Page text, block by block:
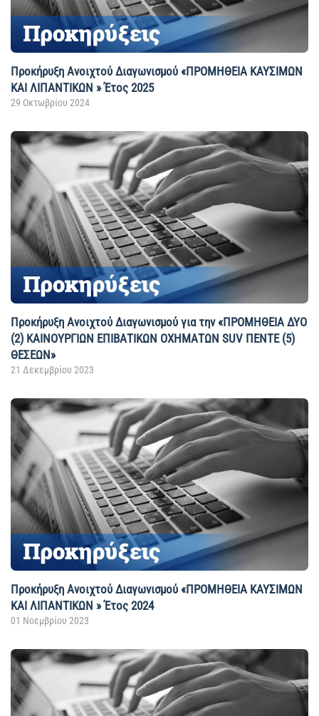
Προκήρυξη Ανοιχτού Διαγωνισμού «ΠΡΟΜΗΘΕΙΑ ΚΑΥΣΙΜΩΝ
ΚΑΙ ΛΙΠΑΝΤΙΚΩΝ » Έτος 2025
29 Οκτωβρίου 2024
Προκήρυξη Ανοιχτού Διαγωνισμού για την «ΠΡΟΜΗΘΕΙΑ ΔΥΟ
(2) ΚΑΙΝΟΥΡΓΙΩΝ ΕΠΙΒΑΤΙΚΩΝ ΟΧΗΜΑΤΩΝ SUV ΠΕΝΤΕ (5)
ΘΕΣΕΩΝ»
21 Δεκεμβρίου 2023
Προκήρυξη Ανοιχτού Διαγωνισμού «ΠΡΟΜΗΘΕΙΑ ΚΑΥΣΙΜΩΝ
ΚΑΙ ΛΙΠΑΝΤΙΚΩΝ » Έτος 2024
01 Νοεμβρίου 2023